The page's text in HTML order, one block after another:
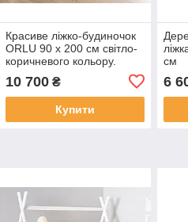
Красиве ліжко-будиночок
ORLU 90 x 200 см світло-
коричневого кольору.
10 700₴
Купити
см
6